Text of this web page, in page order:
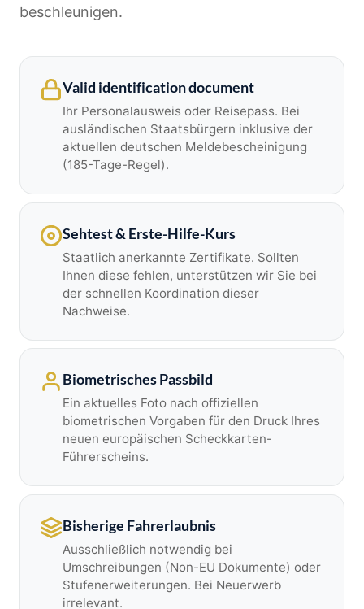
beschleunigen.
Valid identification document
Ihr Personalausweis oder Reisepass. Bei
ausländischen Staatsbürgern inklusive der
aktuellen deutschen Meldebescheinigung
(185-Tage-Regel).
Sehtest & Erste-Hilfe-Kurs
Staatlich anerkannte Zertifikate. Sollten
Ihnen diese fehlen, unterstützen wir Sie bei
der schnellen Koordination dieser
Nachweise.
Biometrisches Passbild
Ein aktuelles Foto nach offiziellen
biometrischen Vorgaben für den Druck Ihres
neuen europäischen Scheckkarten-
Führerscheins.
Bisherige Fahrerlaubnis
Ausschließlich notwendig bei
Umschreibungen (Non-EU Dokumente) oder
Stufenerweiterungen. Bei Neuerwerb
irrelevant.